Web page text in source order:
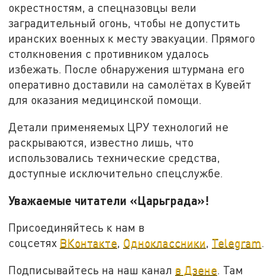
окрестностям, а спецназовцы вели
заградительный огонь, чтобы не допустить
иранских военных к месту эвакуации. Прямого
столкновения с противником удалось
избежать. После обнаружения штурмана его
оперативно доставили на самолётах в Кувейт
для оказания медицинской помощи.
Детали применяемых ЦРУ технологий не
раскрываются, известно лишь, что
использовались технические средства,
доступные исключительно спецслужбе.
Уважаемые читатели «Царьграда»!
Присоединяйтесь к нам в
соцсетях ВКонтакте, Одноклассники, Telegram.
Подписывайтесь на наш канал в Дзене. Там